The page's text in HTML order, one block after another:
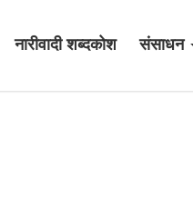
नारीवादी शब्दकोश संसाधन